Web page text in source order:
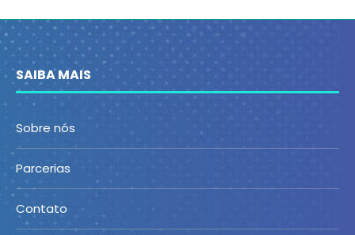
SAIBA MAIS
Sobre nós
Parcerias
Contato